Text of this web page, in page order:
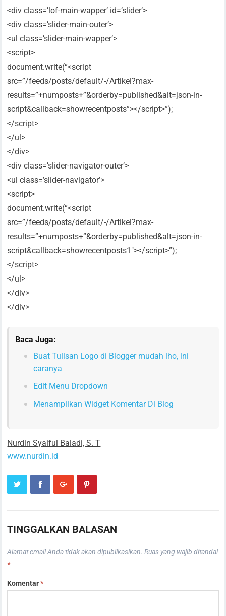
<div class=’lof-main-wapper’ id=’slider’>
<div class=’slider-main-outer’>
<ul class=’slider-main-wapper’>
<script>
document.write(“<script
src=”/feeds/posts/default/-/Artikel?max-
results=”+numposts+”&orderby=published&alt=json-in-
script&callback=showrecentposts”></script>”);
</script>
</ul>
</div>
<div class=’slider-navigator-outer’>
<ul class=’slider-navigator’>
<script>
document.write(“<script
src=”/feeds/posts/default/-/Artikel?max-
results=”+numposts+”&orderby=published&alt=json-in-
script&callback=showrecentposts1″></script>”);
</script>
</ul>
</div>
</div>
Baca Juga:
Buat Tulisan Logo di Blogger mudah lho, ini
caranya
Edit Menu Dropdown
Menampilkan Widget Komentar Di Blog
Nurdin Syaiful Baladi, S. T
www.nurdin.id
TINGGALKAN BALASAN
Alamat email Anda tidak akan dipublikasikan. Ruas yang wajib ditandai
*
Komentar*